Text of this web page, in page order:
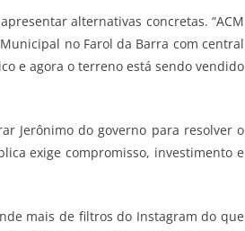
alternativas concretas. “ACM
no Farol da Barra com central
e agora o terreno está sendo vendido
Jerônimo do governo para resolver o
exige compromisso, investimento e
mais de filtros do Instagram do que